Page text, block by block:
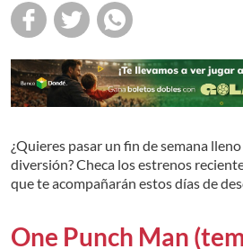
¿Quieres pasar un fin de semana
diversión? Checa los estrenos
que te acompañarán estos días de
One Punch Man